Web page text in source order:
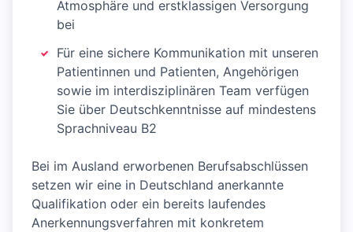
Atmosphäre und erstklassigen Versorgung
bei
Für eine sichere Kommunikation mit unseren
Patientinnen und Patienten, Angehörigen
sowie im interdisziplinären Team verfügen
Sie über Deutschkenntnisse auf mindestens
Sprachniveau B2
Bei im Ausland erworbenen Berufsabschlüssen
setzen wir eine in Deutschland anerkannte
Qualifikation oder ein bereits laufendes
Anerkennungsverfahren mit konkretem